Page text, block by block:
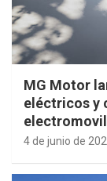
MG Motor
eléctricos y
4 de junio de